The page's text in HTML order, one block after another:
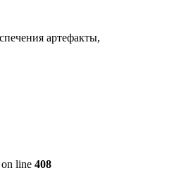
артефакты,
on line 408